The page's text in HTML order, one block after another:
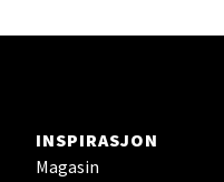
INSPIRASJON
Magasin
Sjøfartsgata 2, 7714